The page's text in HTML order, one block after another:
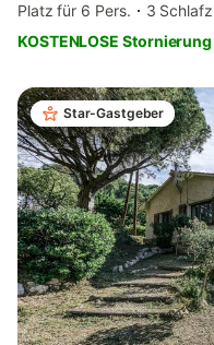
Platz für 6 Pers.
3
KOSTENLOSE Stornierung
Star-Gastgeber